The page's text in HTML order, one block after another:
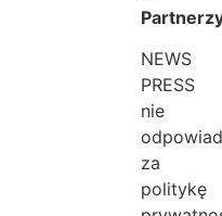
NEWS
PRESS
nie
za
politykę